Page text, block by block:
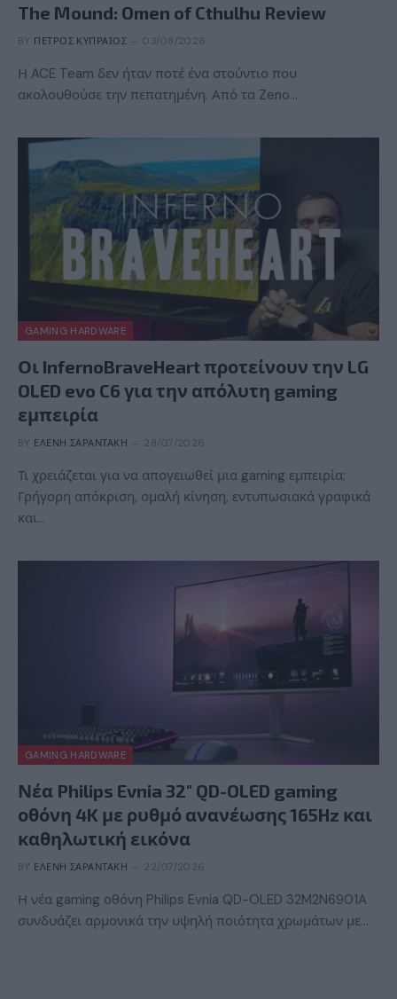
The Mound: Omen of Cthulhu Review
BY ΠΈΤΡΟΣ ΚΥΠΡΑΊΟΣ 03/08/2026
Η ACE Team δεν ήταν ποτέ ένα στούντιο που
ακολουθούσε την πεπατημένη. Από τα Zeno…
GAMING HARDWARE
Οι InfernoBraveHeart προτείνουν την LG
OLED evo C6 για την απόλυτη gaming
εμπειρία
BY ΕΛΈΝΗ ΣΑΡΑΝΤΆΚΗ 28/07/2026
Τι χρειάζεται για να απογειωθεί μια gaming εμπειρία;
Γρήγορη απόκριση, ομαλή κίνηση, εντυπωσιακά γραφικά
και…
GAMING HARDWARE
Νέα Philips Evnia 32″ QD-OLED gaming
οθόνη 4K με ρυθμό ανανέωσης 165Hz και
καθηλωτική εικόνα
BY ΕΛΈΝΗ ΣΑΡΑΝΤΆΚΗ 22/07/2026
Η νέα gaming οθόνη Philips Evnia QD-OLED 32M2N6901A
συνδυάζει αρμονικά την υψηλή ποιότητα χρωμάτων με…